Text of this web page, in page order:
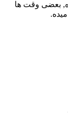
بعضی وقت ها